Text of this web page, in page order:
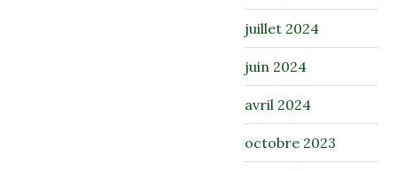
juillet 2024
juin 2024
avril 2024
octobre 2023